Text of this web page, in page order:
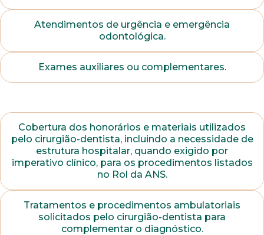
Atendimentos de urgência e emergência
odontológica.
Exames auxiliares ou complementares.
Cobertura dos honorários e materiais utilizados
pelo cirurgião-dentista, incluindo a necessidade de
estrutura hospitalar, quando exigido por
imperativo clínico, para os procedimentos listados
no Rol da ANS.
Tratamentos e procedimentos ambulatoriais
solicitados pelo cirurgião-dentista para
complementar o diagnóstico.